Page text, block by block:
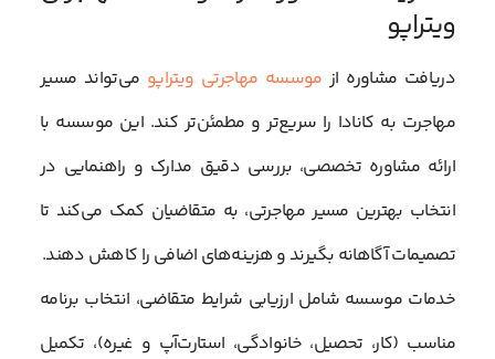
ویتراپو
دریافت مشاوره از موسسه مهاجرتی ویتراپو می‌تواند مسیر
مهاجرت به کانادا را سریع‌تر و مطمئن‌تر کند. این موسسه با
ارائه مشاوره تخصصی، بررسی دقیق مدارک و راهنمایی در
انتخاب بهترین مسیر مهاجرتی، به متقاضیان کمک می‌کند تا
تصمیمات آگاهانه بگیرند و هزینه‌های اضافی را کاهش دهند.
خدمات موسسه شامل ارزیابی شرایط متقاضی، انتخاب برنامه
مناسب (کار، تحصیل، خانوادگی، استارت‌آپ و غیره)، تکمیل